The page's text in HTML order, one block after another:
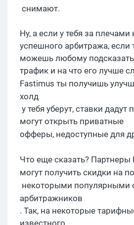
снимают.
Ну, а если у тебя за плечами
успешного арбитража, если
можешь любому
трафик и на что его лучше
Fastimus ты получишь
холд
у тебя уберут, ставки
могут открыть приватные
офферы, недоступные для
Что еще сказать? Партнеры
могут получить скидки на
некоторыми популярными
арбитражников
. Так, на некоторые